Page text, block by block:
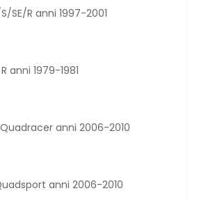
SE/R anni 1997-2001
anni 1979-1981
Quadracer anni 2006-2010
anni 2006-2010